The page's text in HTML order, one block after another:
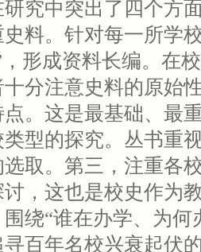
究中突出了四个方
料。针对每一所学
，形成资料长编。在
分注意史料的原始
。这是最基础、最
型的探究。丛书重
选取。第三，注重各
，这也是校史作为
绕“谁在办学、为何
百年名校兴衰起伏